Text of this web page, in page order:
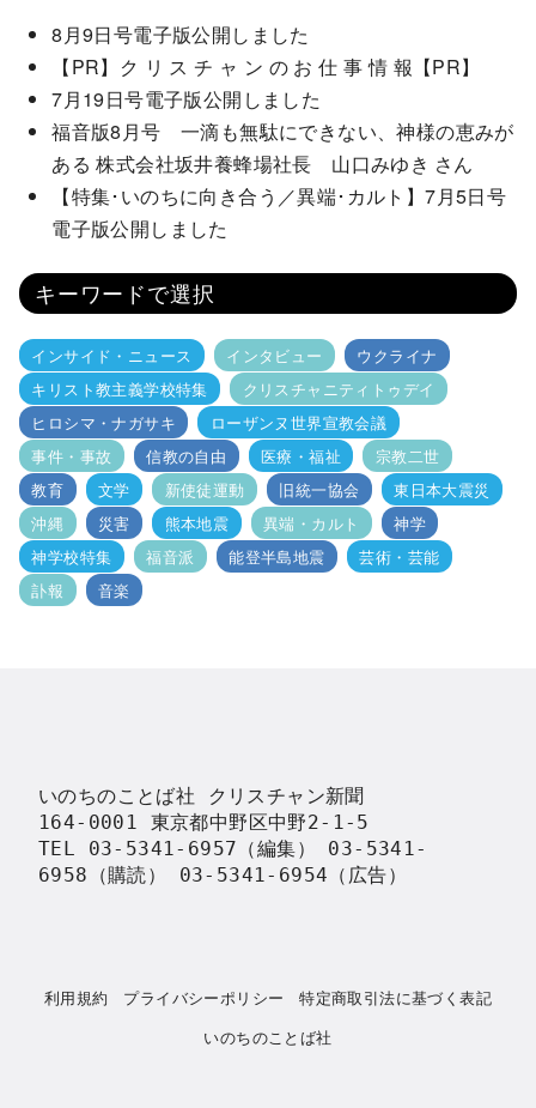
8月9日号電子版公開しました
【PR】ク リ ス チ ャ ン の お 仕 事 情 報【PR】
7月19日号電子版公開しました
福音版8月号 一滴も無駄にできない、神様の恵みが
ある 株式会社坂井養蜂場社長 山口みゆき さん
【特集･いのちに向き合う／異端･カルト】7月5日号
電子版公開しました
キーワードで選択
インサイド・ニュース インタビュー
ウクライナ
キリスト教主義学校特集
クリスチャニティトゥデイ
ヒロシマ・ナガサキ
ローザンヌ世界宣教会議
事件・事故
信教の自由 医療・福祉
宗教二世
教育
文学 新使徒運動 旧統一協会
東日本大震災
沖縄
災害 熊本地震 異端・カルト
神学
神学校特集
福音派 能登半島地震
芸術・芸能
訃報
音楽
いのちのことば社 クリスチャン新聞
164-0001 東京都中野区中野2-1-5
TEL 03-5341-6957（編集） 03-5341-
6958（購読） 03-5341-6954（広告）
利用規約 プライバシーポリシー
特定商取引法に基づく表記
いのちのことば社